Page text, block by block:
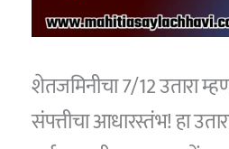
शेतजमिनीचा 7/12 उतारा
संपत्तीचा आधारस्तंभ! हा